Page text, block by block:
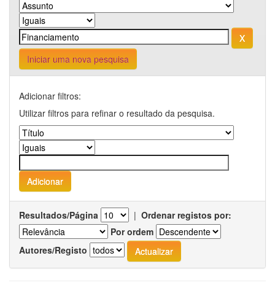
Iniciar uma nova pesquisa
Adicionar filtros:
Utilizar filtros para refinar o resultado da pesquisa.
Resultados/Página | Ordenar registos por:
Por ordem
Autores/Registo